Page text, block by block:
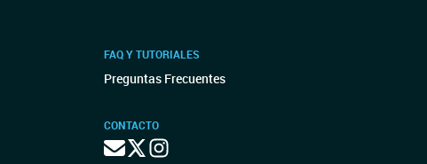
FAQ Y TUTORIALES
Preguntas Frecuentes
CONTACTO